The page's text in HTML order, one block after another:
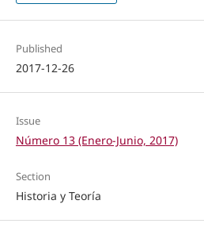
Published
2017-12-26
Issue
Número 13 (Enero-Junio, 2017)
Section
Historia y Teoría